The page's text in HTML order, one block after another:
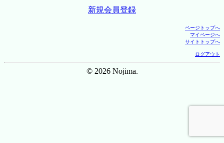
新規会員登録
ページトップへ
マイページへ
サイトトップへ
ログアウト
© 2026 Nojima.